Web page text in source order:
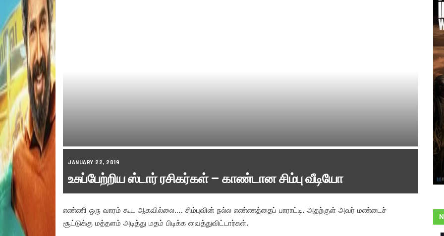
JANUARY 22, 2019
உசுப்பேற்றிய ஸ்டார் ரசிகர்கள் – காண்டான சிம்பு வீடியோ
எண்ணி ஒரு வாரம் கூட ஆகவில்லை…. சிம்புவின் நல்ல எண்ணத்தைப் பாராட்டி. அதற்குள் அவர் மண்டைச்
சூட்டுக்கு மத்தளம் அடித்து மதம் பிடிக்க வைத்துவிட்டார்கள்.